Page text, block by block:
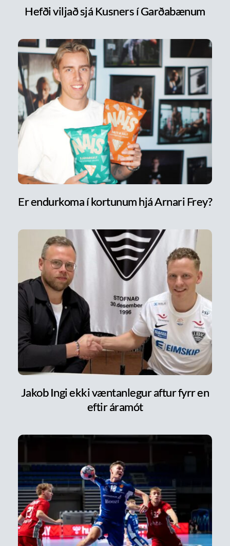
Hefði viljað sjá Kusners í Garðabænum
Er endurkoma í kortunum hjá Arnari Frey?
Jakob Ingi ekki væntanlegur aftur fyrr en
eftir áramót